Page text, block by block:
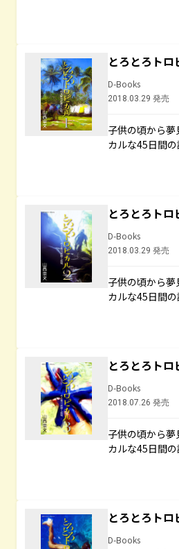
とろとろト
D-Books
2018.03.29 発売
子供の頃から
カルな45日間の
とろとろト
D-Books
2018.03.29 発売
子供の頃から
カルな45日間の
とろとろト
D-Books
2018.07.26 発売
子供の頃から
カルな45日間の
とろとろト
D-Books